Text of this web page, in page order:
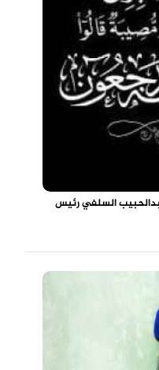
السلفي رئيس